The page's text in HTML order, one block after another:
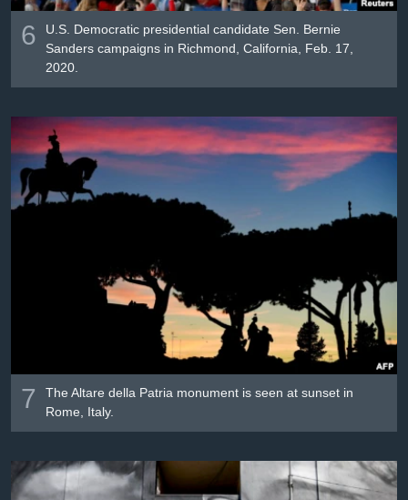
6
U.S. Democratic presidential candidate Sen. Bernie
Sanders campaigns in Richmond, California, Feb. 17,
2020.
7
The Altare della Patria monument is seen at sunset in
Rome, Italy.